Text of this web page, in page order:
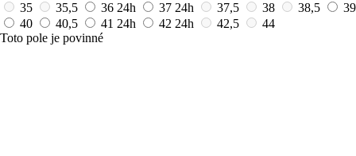
35
35,5 36 24h 37 24h 37,5 38 38,5
39
40
40,5 41 24h 42 24h 42,5
44
Toto pole je povinné